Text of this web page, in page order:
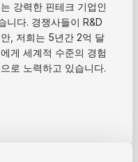
강력한 핀테크 기업인
니다. 경쟁사들이 R&D
, 저희는 5년간 2억 달
게 세계적 수준의 경험
로 노력하고 있습니다.